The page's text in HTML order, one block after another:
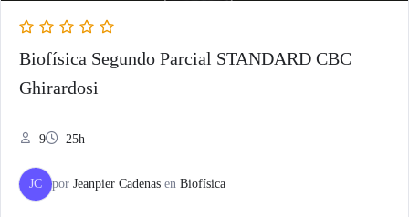
Biofísica Segundo Parcial STANDARD CBC
Ghirardosi
9 25h
JC por Jeanpier Cadenas en Biofísica